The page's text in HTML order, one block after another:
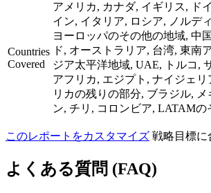
Countries
Covered
アメリカ, カナダ, イギリス, ド
イン, イタリア, ロシア, ノルデ
ヨーロッパのその他の地域, 中
ド, オーストラリア, 台湾, 東南
ジア太平洋地域, UAE, トルコ,
アフリカ, エジプト, ナイジェ
リカの残りの部分, ブラジル,
ン, チリ, コロンビア, LATAMの
このレポートをカスタマイズ 戦略目標に
よくある質問 (FAQ)